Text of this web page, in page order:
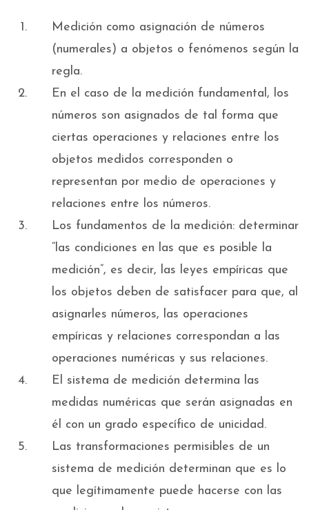
Medición como asignación de números
(numerales) a objetos o fenómenos según la
regla.
En el caso de la medición fundamental, los
números son asignados de tal forma que
ciertas operaciones y relaciones entre los
objetos medidos corresponden o
representan por medio de operaciones y
relaciones entre los números.
Los fundamentos de la medición: determinar
“las condiciones en las que es posible la
medición”, es decir, las leyes empíricas que
los objetos deben de satisfacer para que, al
asignarles números, las operaciones
empíricas y relaciones correspondan a las
operaciones numéricas y sus relaciones.
El sistema de medición determina las
medidas numéricas que serán asignadas en
él con un grado específico de unicidad.
Las transformaciones permisibles de un
sistema de medición determinan que es lo
que legítimamente puede hacerse con las